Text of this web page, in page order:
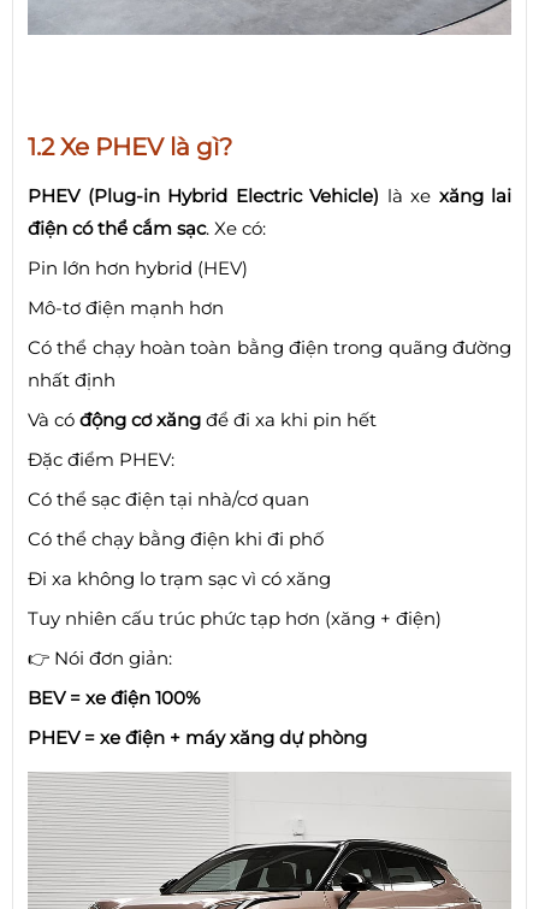
1.2 Xe PHEV là gì?
PHEV (Plug-in Hybrid Electric Vehicle) là xe xăng lai
điện có thể cắm sạc. Xe có:
Pin lớn hơn hybrid (HEV)
Mô-tơ điện mạnh hơn
Có thể chạy hoàn toàn bằng điện trong quãng đường
nhất định
Và có động cơ xăng để đi xa khi pin hết
Đặc điểm PHEV:
Có thể sạc điện tại nhà/cơ quan
Có thể chạy bằng điện khi đi phố
Đi xa không lo trạm sạc vì có xăng
Tuy nhiên cấu trúc phức tạp hơn (xăng + điện)
👉 Nói đơn giản:
BEV = xe điện 100%
PHEV = xe điện + máy xăng dự phòng